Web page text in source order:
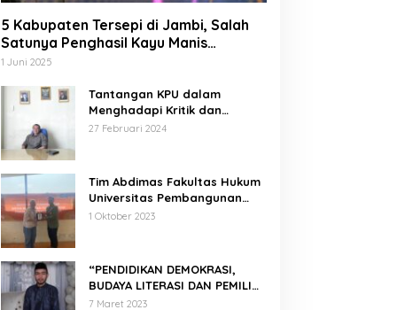
5 Kabupaten Tersepi di Jambi, Salah
Satunya Penghasil Kayu Manis
Terbesar di Dunia
1 Juni 2025
Tantangan KPU dalam
Menghadapi Kritik dan
Tekanan Politik
27 Februari 2024
Tim Abdimas Fakultas Hukum
Universitas Pembangunan
Nasional Veteran Jakarta
1 Oktober 2023
“PENDIDIKAN DEMOKRASI,
BUDAYA LITERASI DAN PEMILIH
CERDAS”
7 Maret 2023